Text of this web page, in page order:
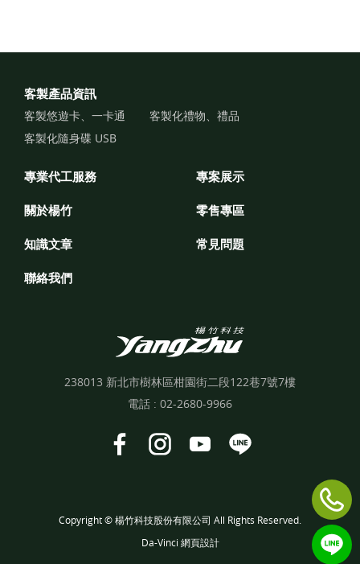
客製產品資訊
客製悠遊卡、一卡通
客製化禮物、禮品
客製化隨身碟 USB
專業代工服務 專案展示
關於楊竹 零售專區
知識文章 常見問題
聯絡我們
238013 新北市樹林區柑園街二段122巷7號7樓
電話 : 02-2680-9966
Copyright © 楊竹科技股份有限公司 All Rights Reserved.
Da-Vinci 網頁設計